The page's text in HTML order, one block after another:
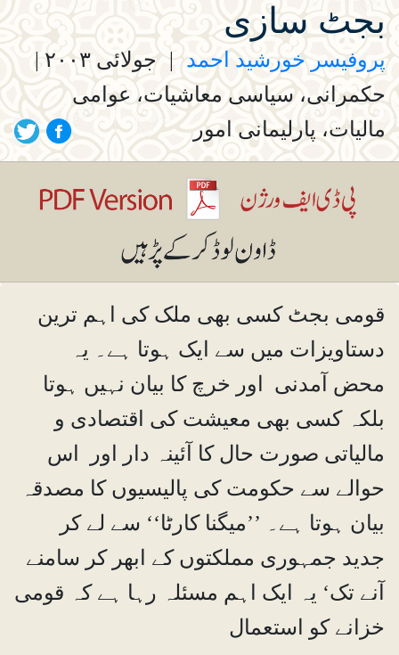
بجٹ سازی
پروفیسر خورشید احمد | جولائی ۲۰۰۳
|
حکمرانی، سیاسی معاشیات، عوامی
مالیات، پارلیمانی امور
قومی بجٹ کسی بھی ملک کی اہم ترین
دستاویزات میں سے ایک ہوتا ہے۔ یہ
محض آمدنی اور خرچ کا بیان نہیں ہوتا
بلکہ کسی بھی معیشت کی اقتصادی و
مالیاتی صورت حال کا آئینہ دار اور اس
حوالے سے حکومت کی پالیسیوں کا مصدقہ
بیان ہوتا ہے۔ ’’میگنا کارٹا‘‘ سے لے کر
جدید جمہوری مملکتوں کے ابھر کر سامنے
آنے تک‘ یہ ایک اہم مسئلہ رہا ہے کہ قومی
خزانے کو استعمال